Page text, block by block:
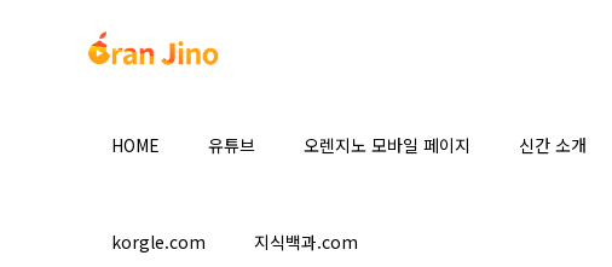
HOME 유튜브 오렌지노 모바일 페이지 신간 소개
korgle.com 지식백과.com